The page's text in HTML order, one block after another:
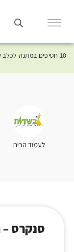
10 חטיפים במתנה
לעמוד הבית
סנקרס –